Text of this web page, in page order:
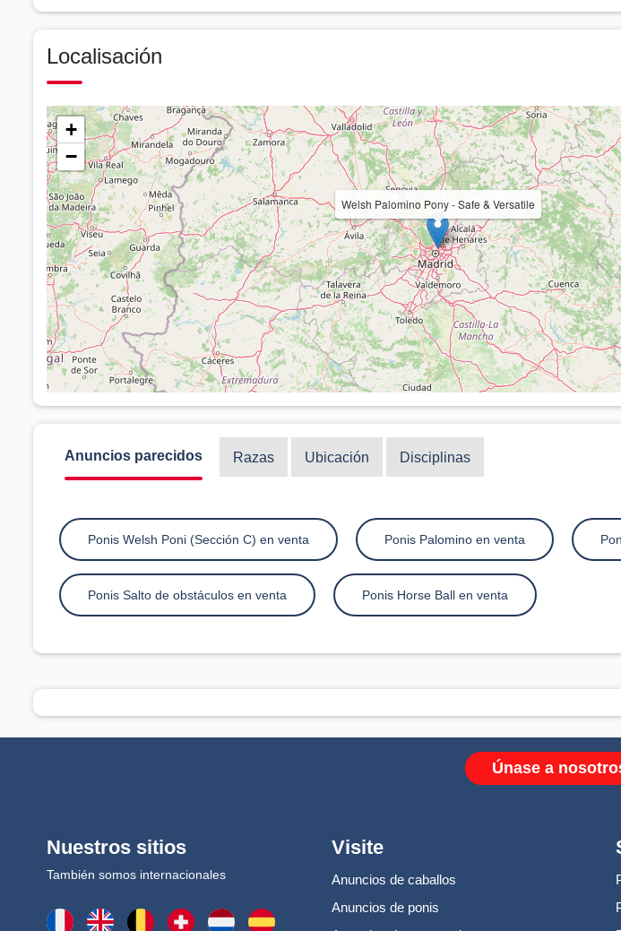
Localisación
Welsh Palomino Pony - Safe & Versatile
+
−
Anuncios parecidos Razas Ubicación Disciplinas
Ponis Welsh Poni (Sección C) en venta Ponis Palomino en venta
Ponis Salto de obstáculos en venta Ponis Horse Ball en venta
Únase a
Nuestros sitios
También somos internacionales
Visite
Anuncios de caballos
Anuncios de ponis